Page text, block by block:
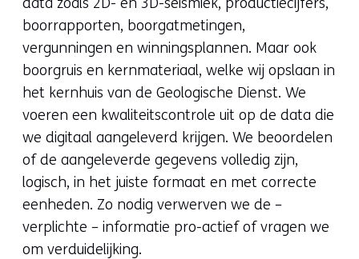
boorrapporten, boorgatmetingen,
vergunningen en winningsplannen. Maar ook
boorgruis en kernmateriaal, welke wij opslaan in
het kernhuis van de Geologische Dienst. We
voeren een kwaliteitscontrole uit op de data die
we digitaal aangeleverd krijgen. We beoordelen
of de aangeleverde gegevens volledig zijn,
logisch, in het juiste formaat en met correcte
eenheden. Zo nodig verwerven we de –
verplichte – informatie pro-actief of vragen we
om verduidelijking.